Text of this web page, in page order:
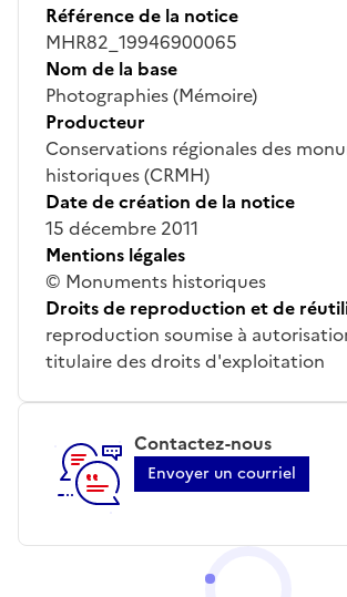
Référence de la notice
MHR82_19946900065
Nom de la base
Photographies (Mémoire)
Producteur
Conservations régionales des
historiques (CRMH)
Date de création de la notice
15 décembre 2011
Mentions légales
© Monuments historiques
Droits de reproduction et de
reproduction soumise à
titulaire des droits d'exploitation
Contactez-nous
Envoyer un courriel